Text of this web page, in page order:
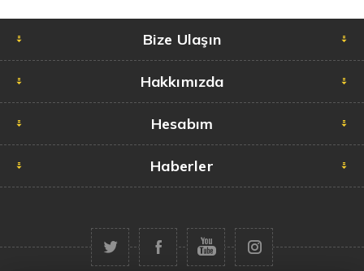
Bize Ulaşın
Hakkımızda
Hesabım
Haberler